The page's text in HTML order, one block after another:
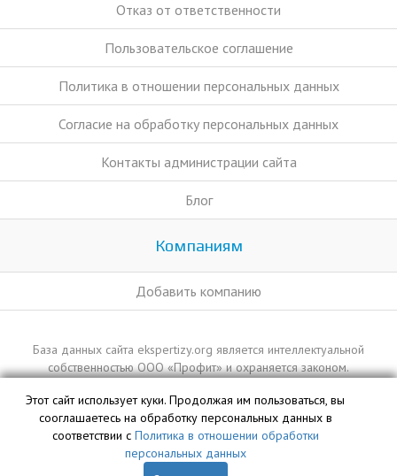
Отказ от ответственности
Пользовательское соглашение
Политика в отношении персональных данных
Согласие на обработку персональных данных
Контакты администрации сайта
Блог
Компаниям
Добавить компанию
База данных сайта ekspertizy.org является интеллектуальной
собственностью ООО «Профит» и охраняется законом.
Этот сайт использует куки. Продолжая им пользоваться, вы
сооглашаетесь на обработку персональных данных в
соответствии с Политика в отношении обработки
персональных данных